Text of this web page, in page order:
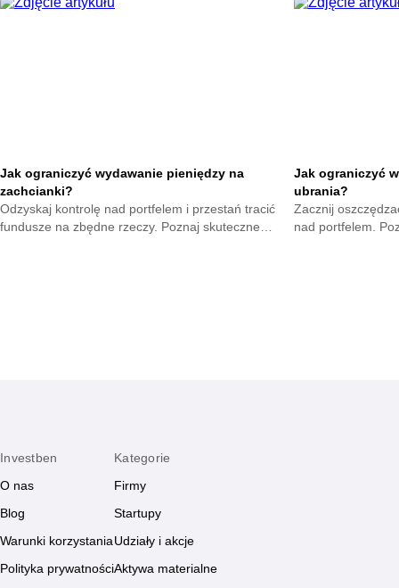
oszczędności już
Jak ograniczyć wydawanie pieniędzy na
zachcianki?
Odzyskaj kontrolę nad portfelem i przestań tracić
fundusze na zbędne rzeczy. Poznaj skuteczne
Jak ograniczyć
ubrania?
Zacznij
nad portfelem.
Investben
O nas
Blog
Warunki korzystania
Polityka prywatności
Kategorie
Firmy
Startupy
Udziały i akcje
Aktywa materialne